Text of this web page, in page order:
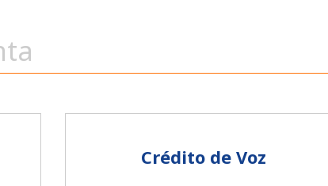
o
Crédito de Voz